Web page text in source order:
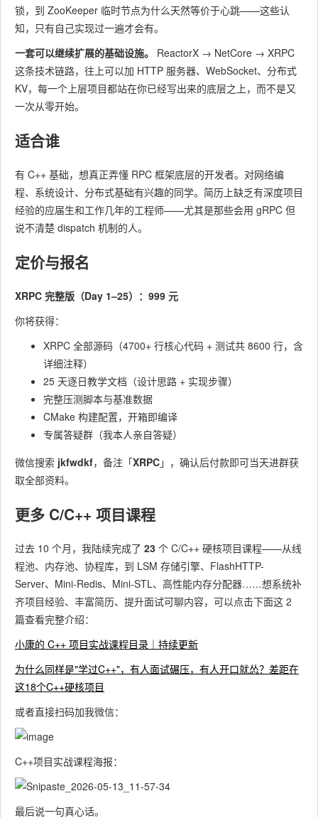
锁，到 ZooKeeper 临时节点为什么天然等价于心跳——这些认
知，只有自己实现过一遍才会有。
一套可以继续扩展的基础设施。
ReactorX → NetCore → XRPC
这条技术链路，往上可以加 HTTP 服务器、WebSocket、分布式
KV，每一个上层项目都站在你已经写出来的底层之上，而不是又
一次从零开始。
适合谁
有 C++ 基础，想真正弄懂 RPC 框架底层的开发者。对网络编
程、系统设计、分布式基础有兴趣的同学。简历上缺乏有深度项目
经验的应届生和工作几年的工程师——尤其是那些会用 gRPC 但
说不清楚 dispatch 机制的人。
定价与报名
XRPC 完整版（Day 1–25）：999 元
你将获得：
XRPC 全部源码（4700+ 行核心代码 + 测试共 8600 行，含
详细注释）
25 天逐日教学文档（设计思路 + 实现步骤）
完整压测脚本与基准数据
CMake 构建配置，开箱即编译
专属答疑群（我本人亲自答疑）
微信搜索 jkfwdkf，备注「XRPC」，确认后付款即可当天进群获
取全部资料。
更多 C/C++ 项目课程
过去 10 个月，我陆续完成了 23 个 C/C++ 硬核项目课程——从线
程池、内存池、协程库，到 LSM 存储引擎、FlashHTTP-
Server、Mini-Redis、Mini-STL、高性能内存分配器……想系统补
齐项目经验、丰富简历、提升面试可聊内容，可以点击下面这 2
篇查看完整介绍：
小康的 C++ 项目实战课程目录｜持续更新
为什么同样是"学过C++"，有人面试碾压，有人开口就怂？差距在
这18个C++硬核项目
或者直接扫码加我微信：
C++项目实战课程海报：
最后说一句真心话。